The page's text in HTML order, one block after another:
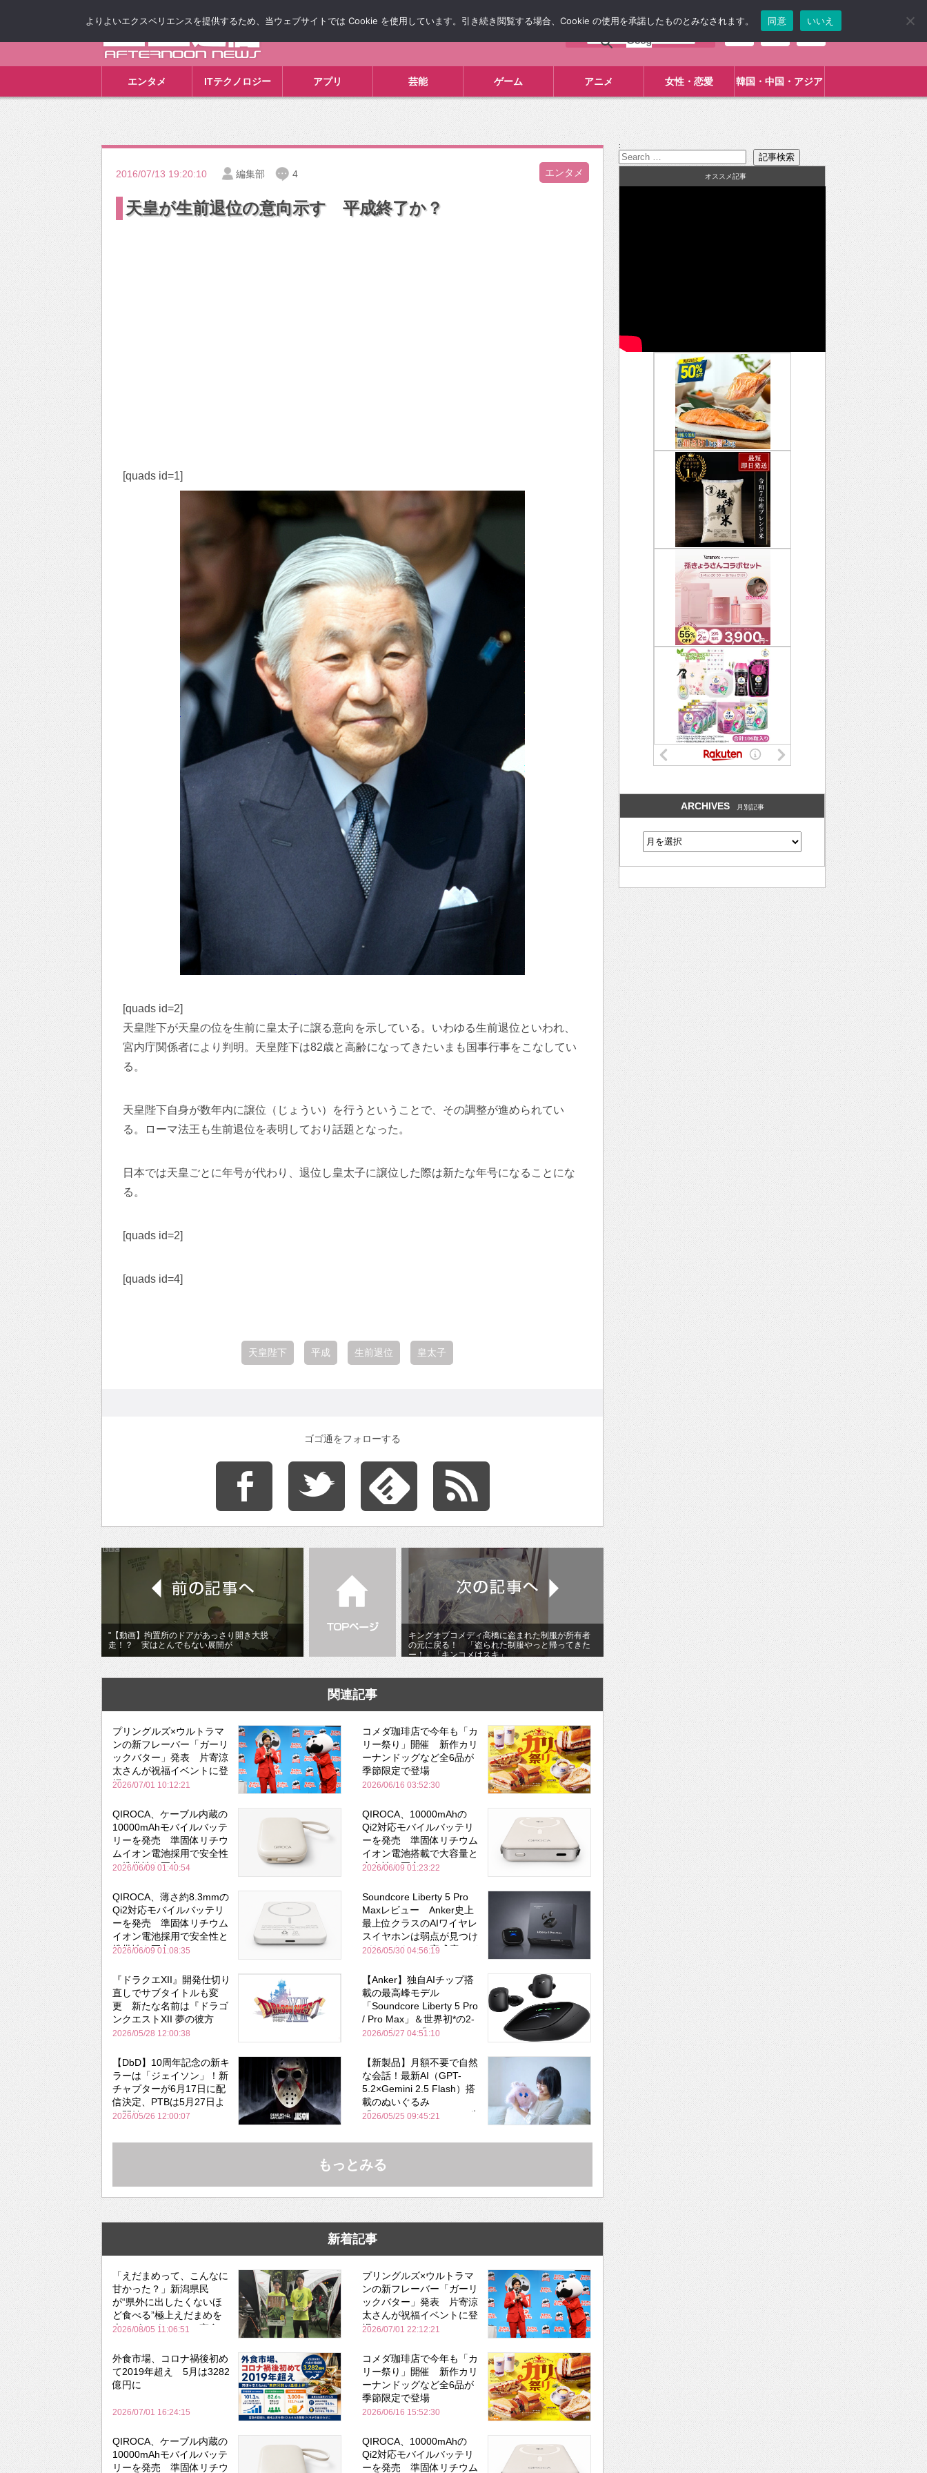
エンタメ ITテクノロジー アプリ 芸能 ゲーム アニメ 女性・恋愛 韓国・中国・アジア
2016/07/13 19:20:10 編集部 4 エンタメ
天皇が生前退位の意向示す 平成終了か？
[quads id=1]
[quads id=2]
天皇陛下が天皇の位を生前に皇太子に譲る意向を示している。いわゆる生前退位といわれ、
宮内庁関係者により判明。天皇陛下は82歳と高齢になってきたいまも国事行事をこなしてい
る。
天皇陛下自身が数年内に譲位（じょうい）を行うということで、その調整が進められてい
る。ローマ法王も生前退位を表明しており話題となった。
日本では天皇ごとに年号が代わり、退位し皇太子に譲位した際は新たな年号になることにな
る。
[quads id=2]
[quads id=4]
天皇陛下 平成 生前退位 皇太子
ゴゴ通をフォローする
"【動画】拘置所のドアがあっさり開き大脱
走！？ 実はとんでもない展開が
キングオブコメディ高橋に盗まれた制服が所有者
の元に戻る！ 「盗られた制服やっと帰ってきた
ー！」「キンコメはスキ」
関連記事
プリングルズ×ウルトラマ
ンの新フレーバー「ガーリ
ックバター」発表 片寄涼
太さんが祝福イベントに登
場
2026/07/01 10:12:21
コメダ珈琲店で今年も「カ
リー祭り」開催 新作カリ
ーナンドッグなど全6品が
季節限定で登場
2026/06/16 03:52:30
QIROCA、ケーブル内蔵の
10000mAhモバイルバッテ
リーを発売 準固体リチウ
ムイオン電池採用で安全性
と携帯性を両立
2026/06/09 01:40:54
QIROCA、10000mAhの
Qi2対応モバイルバッテリ
ーを発売 準固体リチウム
イオン電池搭載で大容量と
安全性を両立
2026/06/09 01:23:22
QIROCA、薄さ約8.3mmの
Qi2対応モバイルバッテリ
ーを発売 準固体リチウム
イオン電池採用で安全性と
携帯性を両立
2026/06/09 01:08:35
Soundcore Liberty 5 Pro
Maxレビュー Anker史上
最上位クラスのAIワイヤレ
スイヤホンは弱点が見つけ
づらいくらいの完成度にび
Bose並み
2026/05/30 04:56:19
『ドラクエXII』開発仕切り
直しでサブタイトルも変
更 新たな名前は『ドラゴ
ンクエストXII 夢の彼方
へ』
2026/05/28 12:00:38
【Anker】独自AIチップ搭
載の最高峰モデル
「Soundcore Liberty 5 Pro
/ Pro Max」＆世界初*の2-
in-1イヤホン「AeroFit 2
2026/05/27 04:51:10
【DbD】10周年記念の新キ
ラーは「ジェイソン」！新
チャプターが6月17日に配
信決定、PTBは5月27日よ
り開始
2026/05/26 12:00:07
【新製品】月額不要で自然
な会話！最新AI（GPT-
5.2×Gemini 2.5 Flash）搭
載のぬいぐるみ
「KOTTI」、Makuakeで先
2026/05/25 09:45:21
もっとみる
新着記事
「えだまめって、こんなに
甘かった？」新潟県民
が“県外に出したくないほ
ど食べる”極上えだまめを
森のビアガーデンで実食
2026/08/05 11:06:51
プリングルズ×ウルトラマ
ンの新フレーバー「ガーリ
ックバター」発表 片寄涼
太さんが祝福イベントに登
場
2026/07/01 22:12:21
外食市場、コロナ禍後初め
て2019年超え 5月は3282
億円に
2026/07/01 16:24:15
コメダ珈琲店で今年も「カ
リー祭り」開催 新作カリ
ーナンドッグなど全6品が
季節限定で登場
2026/06/16 15:52:30
QIROCA、ケーブル内蔵の
10000mAhモバイルバッテ
リーを発売 準固体リチウ
QIROCA、10000mAhの
Qi2対応モバイルバッテリ
ーを発売 準固体リチウム
:
オススメ記事
ARCHIVES 月別記事
よりよいエクスペリエンスを提供するため、当ウェブサイトでは Cookie を使用しています。引き続き閲覧する場合、Cookie の使用を承諾したものとみなされます。 同意 いいえ